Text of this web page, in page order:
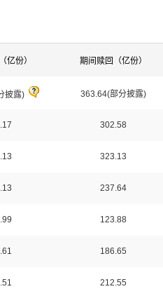
亿份） 期间赎回（亿份）
披露) 363.64(部分披露)
302.58
323.13
237.64
123.88
186.65
212.55